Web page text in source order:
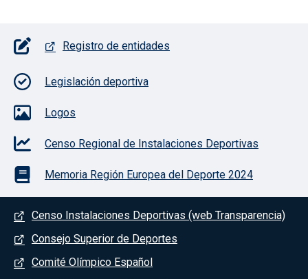
Pie de página con iconos
Registro de entidades
Legislación deportiva
Logos
Censo Regional de Instalaciones Deportivas
Memoria Región Europea del Deporte 2024
Menú del pie
Censo Instalaciones Deportivas (web Transparencia)
Consejo Superior de Deportes
Comité Olímpico Español